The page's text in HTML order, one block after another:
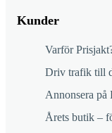
Kunder
Varför
Driv trafik till
Annonsera på
Årets butik –